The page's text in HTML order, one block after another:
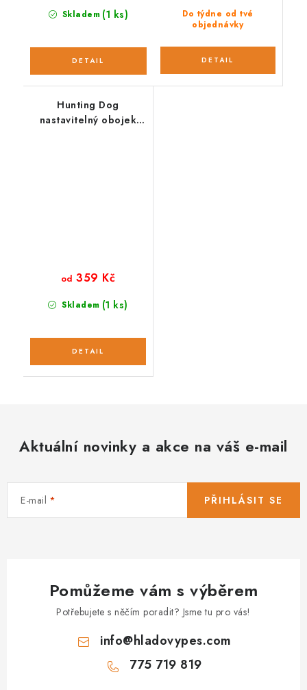
Skladem (1 ks)
Do týdne od tvé
objednávky
Hunting Dog
nastavitelný obojek
Skladem (1 ks)
od 359 Kč
Aktuální novinky a akce na váš e-mail
E-mail PŘIHLÁSIT SE
Pomůžeme vám s výběrem
Potřebujete s něčím poradit? Jsme tu pro vás!
info@hladovypes.com
775 719 819